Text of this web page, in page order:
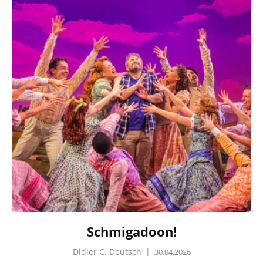
Schmigadoon!
Didier C. Deutsch | 30.04.2026